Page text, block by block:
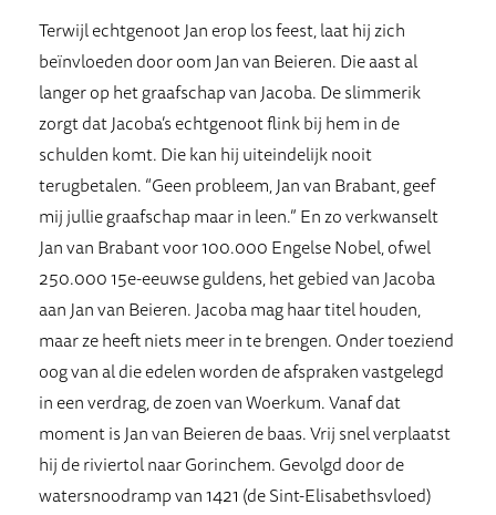
Terwijl echtgenoot Jan erop los feest, laat hij zich
beïnvloeden door oom Jan van Beieren. Die aast al
langer op het graafschap van Jacoba. De slimmerik
zorgt dat Jacoba’s echtgenoot flink bij hem in de
schulden komt. Die kan hij uiteindelijk nooit
terugbetalen. “Geen probleem, Jan van Brabant, geef
mij jullie graafschap maar in leen.” En zo verkwanselt
Jan van Brabant voor 100.000 Engelse Nobel, ofwel
250.000 15e-eeuwse guldens, het gebied van Jacoba
aan Jan van Beieren. Jacoba mag haar titel houden,
maar ze heeft niets meer in te brengen. Onder toeziend
oog van al die edelen worden de afspraken vastgelegd
in een verdrag, de zoen van Woerkum. Vanaf dat
moment is Jan van Beieren de baas. Vrij snel verplaatst
hij de riviertol naar Gorinchem. Gevolgd door de
watersnoodramp van 1421 (de Sint-Elisabethsvloed)